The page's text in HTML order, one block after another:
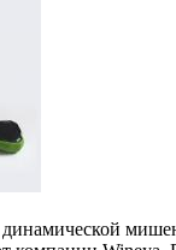
динамической